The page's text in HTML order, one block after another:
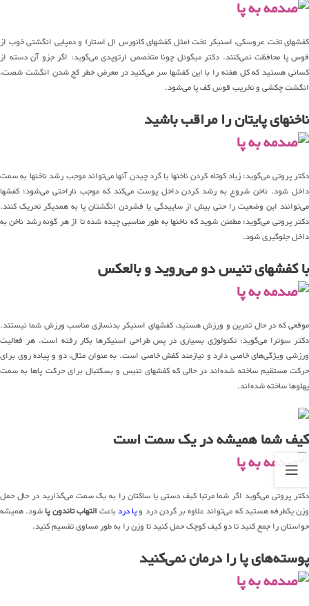
کفشهای تخت عروسکی، اسنیکر تخت (مثل کفشهای کانورس ال استار) و دمپایی انگشتی خوب از
قوس پا محافظت نمی‌کنند. دکتر میگوئل چونا متخصص ارتوپدی می‌گوید: اگر جزو آن دسته از
کسانی هستید که کل هفته را با این کفشها سر می‌کنید در معرض خطر کج شدن انگشت شصت،
انگشت چکشی و تخریب قوس کف پا می‌شود.
ناخنهای پایتان را مراقب باشید
دکتر پروتی می‌گوید: زیاد کوتاه کردن ناخنها یا گرد چیدن آنها می‌تواند موجب رشد ناخنها به سمت
داخل شود. ناخن شروع به رشد کردن داخل پوست می‌کند که موجب ناراحتی می‌شود؛ کفشها
می‌توانند این وضعیت را حتی بیش از ساییدگی یا فشردن انگشتان پا به همدیگر تحریک کنند.
دکتر پروتی می‌گوید: مطمئن شوید که ناخنها به طور مناسبی چیده شده تا از هر گونه رشد ناخن به
داخل جلوگیری شود.
با کفشهای تنیس دو می‌روید و بالعکس
موقعی که در حال تمرین و ورزش هستید، کفشهای اسنیکر بدنسازی مناسب ورزش شما نیستند.
دکتر سوترا می‌گوید: تکنولوژی بسیاری در پس طراحی اسنیکرها بکار رفته است. هر فعالیت
ورزشی ویژگی‌های خاصی دارد و نیازمند کفش خاصی است. به عنوان مثال، دو و پیاده روی برای
حرکت مستقیم ساخته شده‌اند در حالی که کفشهای تنیس و بسکتبال برای حرکت پاها به سمت
پهلوها ساخته شده‌اند.
کیف شما همیشه در یک سمت است
دکتر پروتی می‌گوید اگر شما مرتبا کیف دستی یا ساکتان را به یک سمت می‌گذارید در حال حمل
وزن یکطرفه هستید که می‌تواند علاوه بر گردن درد وپا دردباعثالتهاب تاندون پاشود. همیشه
حواستان را جمع کنید تا دو کیف کوچک حمل کنید تا وزن را به طور مساوی تقسیم کنید.
پوسته‌های پا را درمان نمی‌کنید